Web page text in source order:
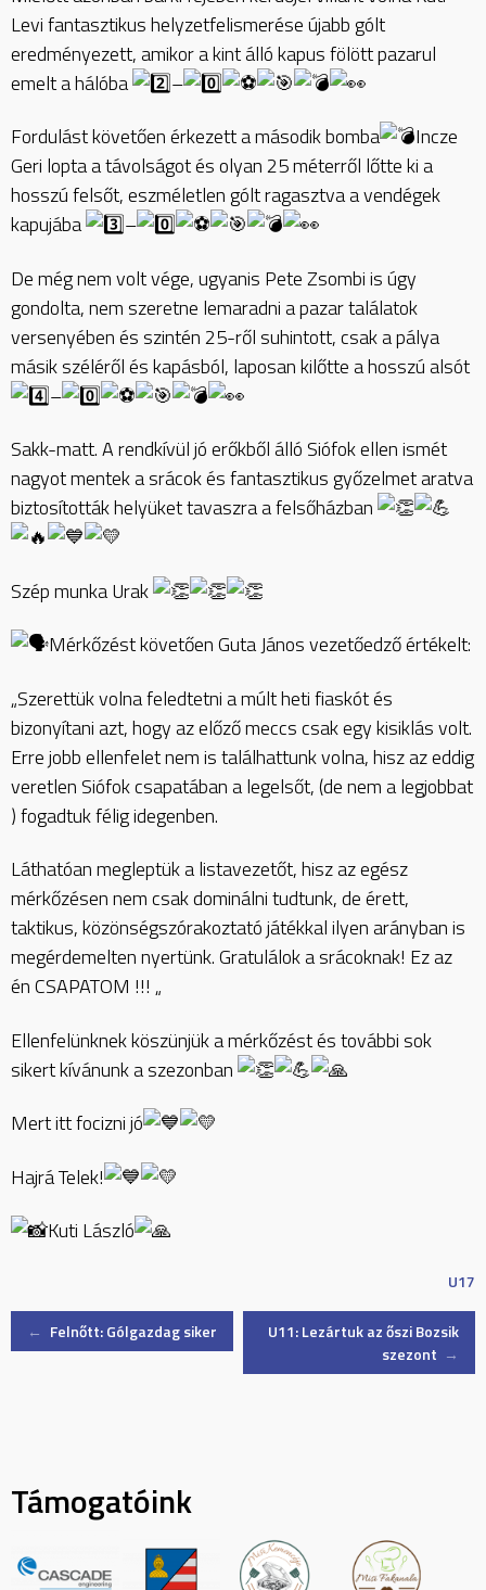
Levi fantasztikus helyzetfelismerése újabb gólt
eredményezett, amikor a kint álló kapus fölött pazarul
emelt a hálóba
–
Fordulást követően érkezett a második bomba
Incze
Geri lopta a távolságot és olyan 25 méterről lőtte ki a
hosszú felsőt, eszméletlen gólt ragasztva a vendégek
kapujába
–
De még nem volt vége, ugyanis Pete Zsombi is úgy
gondolta, nem szeretne lemaradni a pazar találatok
versenyében és szintén 25-ről suhintott, csak a pálya
másik széléről és kapásból, laposan kilőtte a hosszú alsót
–
Sakk-matt. A rendkívül jó erőkből álló Siófok ellen ismét
nagyot mentek a srácok és fantasztikus győzelmet aratva
biztosították helyüket tavaszra a felsőházban
Szép munka Urak
Mérkőzést követően Guta János vezetőedző értékelt:
„Szerettük volna feledtetni a múlt heti fiaskót és
bizonyítani azt, hogy az előző meccs csak egy kisiklás volt.
Erre jobb ellenfelet nem is találhattunk volna, hisz az eddig
veretlen Siófok csapatában a legelsőt, (de nem a legjobbat
) fogadtuk félig idegenben.
Láthatóan megleptük a listavezetőt, hisz az egész
mérkőzésen nem csak dominálni tudtunk, de érett,
taktikus, közönségszórakoztató játékkal ilyen arányban is
megérdemelten nyertünk. Gratulálok a srácoknak! Ez az
én CSAPATOM !!! „
Ellenfelünknek köszünjük a mérkőzést és további sok
sikert kívánunk a szezonban
Mert itt focizni jó
Hajrá Telek!
Kuti László
U17
Post
← Felnőtt: Gólgazdag siker
U11: Lezártuk az őszi Bozsik
szezont →
Támogatóink